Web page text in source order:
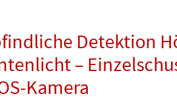
Detektion
–
Kamera